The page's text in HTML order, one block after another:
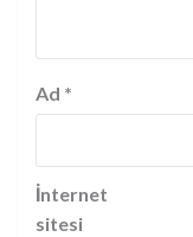
Ad *
İnternet
sitesi